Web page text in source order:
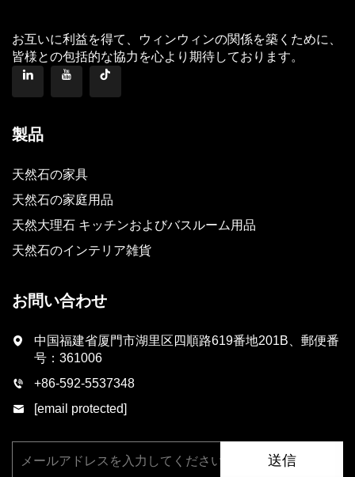
お互いに利益を得て、ウィンウィンの関係を築くために、
皆様との包括的な協力を心より期待しております。
製品
天然石の家具
天然石の家庭用品
天然大理石 キッチンおよびバスルーム用品
天然石のインテリア雑貨
お問い合わせ
中国福建省厦門市湖里区四順路619番地201B、郵便番
号：361006
+86-592-5537348
[email protected]
送信